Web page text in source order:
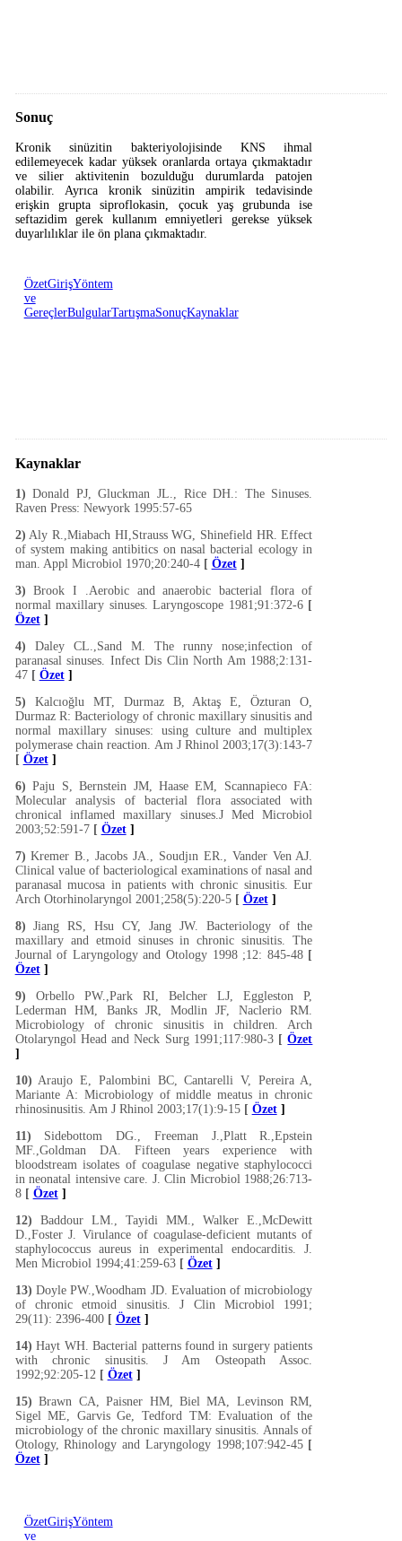
Sonuç
Kronik sinüzitin bakteriyolojisinde KNS ihmal
edilemeyecek kadar yüksek oranlarda ortaya çıkmaktadır
ve silier aktivitenin bozulduğu durumlarda patojen
olabilir. Ayrıca kronik sinüzitin ampirik tedavisinde
erişkin grupta siproflokasin, çocuk yaş grubunda ise
seftazidim gerek kullanım emniyetleri gerekse yüksek
duyarlılıklar ile ön plana çıkmaktadır.
ÖzetGirişYöntem
ve
GereçlerBulgularTartışmaSonuçKaynaklar
Kaynaklar
1) Donald PJ, Gluckman JL., Rice DH.: The Sinuses.
Raven Press: Newyork 1995:57-65
2) Aly R.,Miabach HI,Strauss WG, Shinefield HR. Effect
of system making antibitics on nasal bacterial ecology in
man. Appl Microbiol 1970;20:240-4 [ Özet]
3) Brook I .Aerobic and anaerobic bacterial flora of
normal maxillary sinuses. Laryngoscope 1981;91:372-6 [
Özet]
4) Daley CL.,Sand M. The runny nose;infection of
paranasal sinuses. Infect Dis Clin North Am 1988;2:131-
47 [ Özet]
5) Kalcıoğlu MT, Durmaz B, Aktaş E, Özturan O,
Durmaz R: Bacteriology of chronic maxillary sinusitis and
normal maxillary sinuses: using culture and multiplex
polymerase chain reaction. Am J Rhinol 2003;17(3):143-7
[ Özet]
6) Paju S, Bernstein JM, Haase EM, Scannapieco FA:
Molecular analysis of bacterial flora associated with
chronical inflamed maxillary sinuses.J Med Microbiol
2003;52:591-7 [ Özet]
7) Kremer B., Jacobs JA., Soudjın ER., Vander Ven AJ.
Clinical value of bacteriological examinations of nasal and
paranasal mucosa in patients with chronic sinusitis. Eur
Arch Otorhinolaryngol 2001;258(5):220-5 [ Özet]
8) Jiang RS, Hsu CY, Jang JW. Bacteriology of the
maxillary and etmoid sinuses in chronic sinusitis. The
Journal of Laryngology and Otology 1998 ;12: 845-48 [
Özet]
9) Orbello PW.,Park RI, Belcher LJ, Eggleston P,
Lederman HM, Banks JR, Modlin JF, Naclerio RM.
Microbiology of chronic sinusitis in children. Arch
Otolaryngol Head and Neck Surg 1991;117:980-3 [Özet
]
10) Araujo E, Palombini BC, Cantarelli V, Pereira A,
Mariante A: Microbiology of middle meatus in chronic
rhinosinusitis. Am J Rhinol 2003;17(1):9-15 [ Özet]
11) Sidebottom DG., Freeman J.,Platt R.,Epstein
MF.,Goldman DA. Fifteen years experience with
bloodstream isolates of coagulase negative staphylococci
in neonatal intensive care. J. Clin Microbiol 1988;26:713-
8 [ Özet]
12) Baddour LM., Tayidi MM., Walker E.,McDewitt
D.,Foster J. Virulance of coagulase-deficient mutants of
staphylococcus aureus in experimental endocarditis. J.
Men Microbiol 1994;41:259-63 [ Özet]
13) Doyle PW.,Woodham JD. Evaluation of microbiology
of chronic etmoid sinusitis. J Clin Microbiol 1991;
29(11): 2396-400 [ Özet]
14) Hayt WH. Bacterial patterns found in surgery patients
with chronic sinusitis. J Am Osteopath Assoc.
1992;92:205-12 [ Özet]
15) Brawn CA, Paisner HM, Biel MA, Levinson RM,
Sigel ME, Garvis Ge, Tedford TM: Evaluation of the
microbiology of the chronic maxillary sinusitis. Annals of
Otology, Rhinology and Laryngology 1998;107:942-45 [
Özet]
ÖzetGirişYöntem
ve